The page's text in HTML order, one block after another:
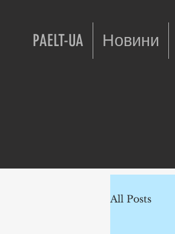
PAELT-UA Новини
All Posts